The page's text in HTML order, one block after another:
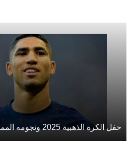
حفل الكرة الذهبية 2025 ونجومه المميزون